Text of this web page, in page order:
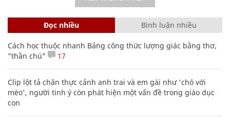
Đọc nhiều Bình luận nhiều
Cách học thuộc nhanh Bảng công thức lượng giác bằng thơ,
"thần chú"
17
Clip lột tả chân thực cảnh anh trai và em gái như 'chó với
mèo', người tinh ý còn phát hiện một vấn đề trong giáo dục
con